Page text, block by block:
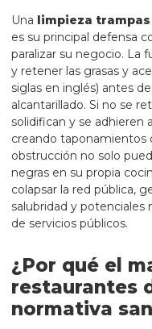
Una limpieza
es su principal defensa
paralizar su negocio. La
y retener las grasas y
siglas en inglés) antes
alcantarillado. Si no se
solidifican y se adhieren
creando taponamientos
obstrucción no solo
negras en su propia
colapsar la red pública,
salubridad y potenciales
de servicios públicos.
¿Por qué el
restaurantes
normativa